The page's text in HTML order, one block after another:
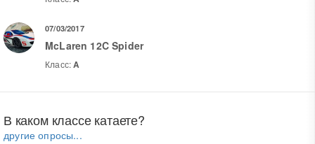
07/03/2017
McLaren 12C Spider
Класс:A
В каком классе катаете?
другие опросы...